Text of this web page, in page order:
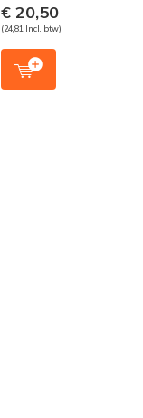
€ 20,50
(24,81 Incl. btw)